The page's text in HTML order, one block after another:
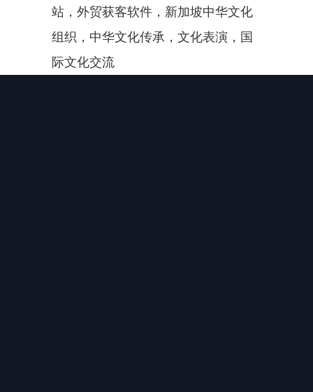
站，外贸获客软件，新加坡中华文化
组织，中华文化传承，文化表演，国
际文化交流